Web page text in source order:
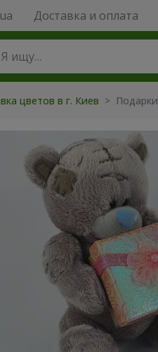
Доставка и оплата
цветов в г. Киев > Подарки